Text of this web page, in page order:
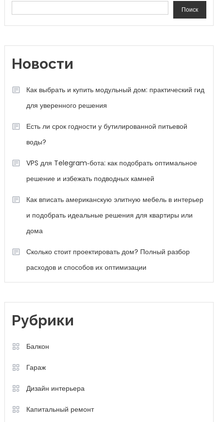
Поиск
Новости
Как выбрать и купить модульный дом: практический гид
для уверенного решения
Есть ли срок годности у бутилированной питьевой
воды?
VPS для Telegram‑бота: как подобрать оптимальное
решение и избежать подводных камней
Как вписать американскую элитную мебель в интерьер
и подобрать идеальные решения для квартиры или
дома
Сколько стоит проектировать дом? Полный разбор
расходов и способов их оптимизации
Рубрики
Балкон
Гараж
Дизайн интерьера
Капитальный ремонт